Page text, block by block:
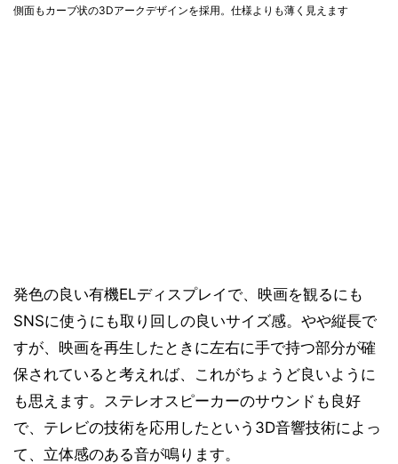
側面もカーブ状の3Dアークデザインを採用。仕様よりも薄く見えます
発色の良い有機ELディスプレイで、映画を観るにも
SNSに使うにも取り回しの良いサイズ感。やや縦長で
すが、映画を再生したときに左右に手で持つ部分が確
保されていると考えれば、これがちょうど良いように
も思えます。ステレオスピーカーのサウンドも良好
で、テレビの技術を応用したという3D音響技術によっ
て、立体感のある音が鳴ります。